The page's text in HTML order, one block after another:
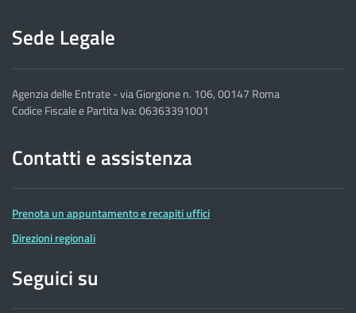
Sede Legale
Agenzia delle Entrate - via Giorgione n. 106, 00147 Roma
Codice Fiscale e Partita Iva: 06363391001
Contatti e assistenza
Prenota un appuntamento e recapiti uffici
Direzioni regionali
Seguici su